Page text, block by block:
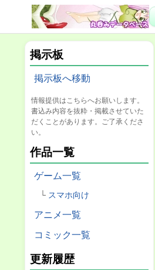
掲示板
掲示板へ移動
情報提供はこちらへお願いします。
書込み内容を抜粋・掲載させていた
だくことがあります。ご了承くださ
い。
作品一覧
ゲーム一覧
スマホ向け
アニメ一覧
コミック一覧
更新履歴